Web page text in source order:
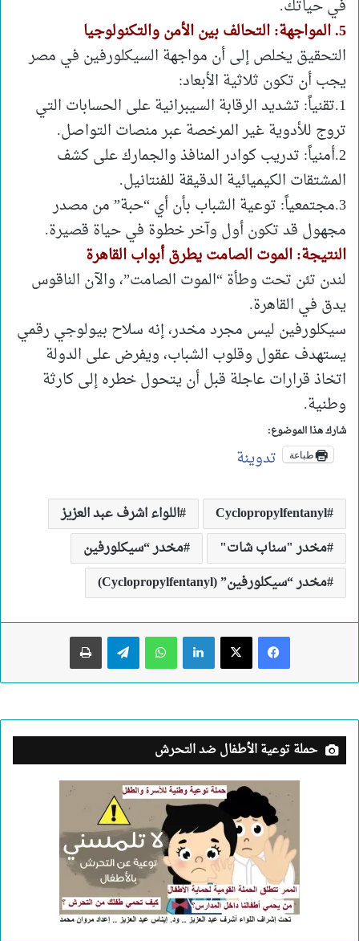
في حياتك.
5. المواجهة: التحالف بين الأمن والتكنولوجيا
التحقيق يخلص إلى أن مواجهة السيكلورفين في مصر
يجب أن تكون ثلاثية الأبعاد:
1.تقنياً: تشديد الرقابة السيبرانية على الحسابات التي
تروج للأدوية غير المرخصة عبر منصات التواصل.
2.أمنياً: تدريب كوادر المنافذ والجمارك على كشف
المشتقات الكيميائية الدقيقة للفنتانيل.
3.مجتمعياً: توعية الشباب بأن أي “حبة” من مصدر
مجهول قد تكون أول وآخر خطوة في حياة قصيرة.
النتيجة: الموت الصامت يطرق أبواب القاهرة
لندن تئن تحت وطأة “الموت الصامت”، والآن الناقوس
يدق في القاهرة.
سيكلورفين ليس مجرد مخدر، إنه سلاح بيولوجي رقمي
يستهدف عقول وقلوب الشباب، ويفرض على الدولة
اتخاذ قرارات عاجلة قبل أن يتحول خطره إلى كارثة
وطنية.
شارك هذا الموضوع:
طباعة تدوينة
Cyclopropylfentanyl
اللواء اشرف عبد العزيز
مخدر "سناب شات"
مخدر “سيكلورفين
مخدر “سيكلورفين” (Cyclopropylfentanyl)
لينكدإن واتساب تيلقرام طباعة
حملة توعية الأطفال ضد التحرش